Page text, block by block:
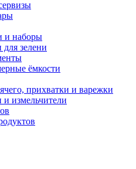
и наборы
зелени
ёмкости
прихватки и варежки
измельчители